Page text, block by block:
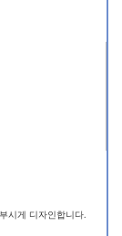
시게 디자인합니다.